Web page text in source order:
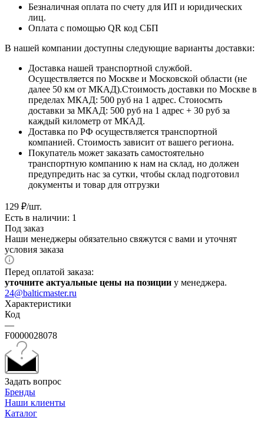
Безналичная оплата по счету для ИП и юридических
лиц.
Оплата с помощью QR код СБП
В нашей компании доступны следующие варианты доставки:
Доставка нашей транспортной службой.
Осуществляется по Москве и Московской области (не
далее 50 км от МКАД).Стоимость доставки по Москве в
пределах МКАД: 500 руб на 1 адрес. Стоиосмть
доставки за МКАД: 500 руб на 1 адрес + 30 руб за
каждый километр от МКАД.
Доставка по РФ осуществляется транспортной
компанией. Стоимость зависит от вашего региона.
Покупатель может заказать самостоятельно
транспортную компанию к нам на склад, но должен
предупредить нас за сутки, чтобы склад подготовил
документы и товар для отгрузки
129 ₽/шт.
Есть в наличии: 1
Под заказ
Наши менеджеры обязательно свяжутся с вами и уточнят
условия заказа
Перед оплатой заказа:
уточните актуальные цены на позиции у менеджера.
24@balticmaster.ru
Характеристики
Код
—
F0000028078
Задать вопрос
Бренды
Наши клиенты
Каталог